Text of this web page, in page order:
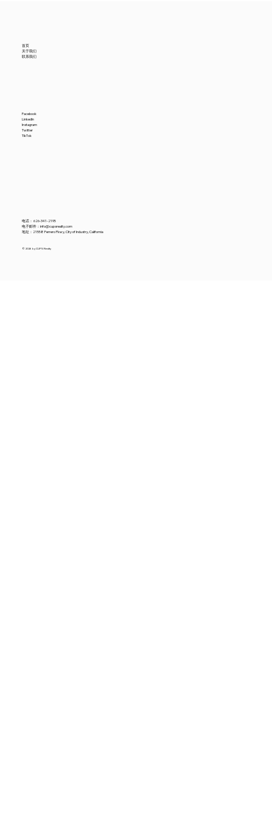
© 2026 by CUPS Realty
电话： 626-341-2195
电子邮件： info@cupsrealty.com
地址：21558 Ferrero Pkwy, City of Industry, California
首页
关于我们
联系我们
Facebook
LinkedIn
Instagram
Twitter
TikTok